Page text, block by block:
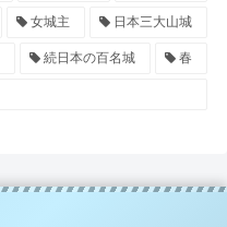
女城主 日本三大山城
続日本の百名城 春